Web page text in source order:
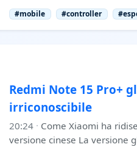
#mobile #controller
Redmi Note 15 Pro+
irriconoscibile
20:24 · Come Xiaomi ha
versione cinese La versione